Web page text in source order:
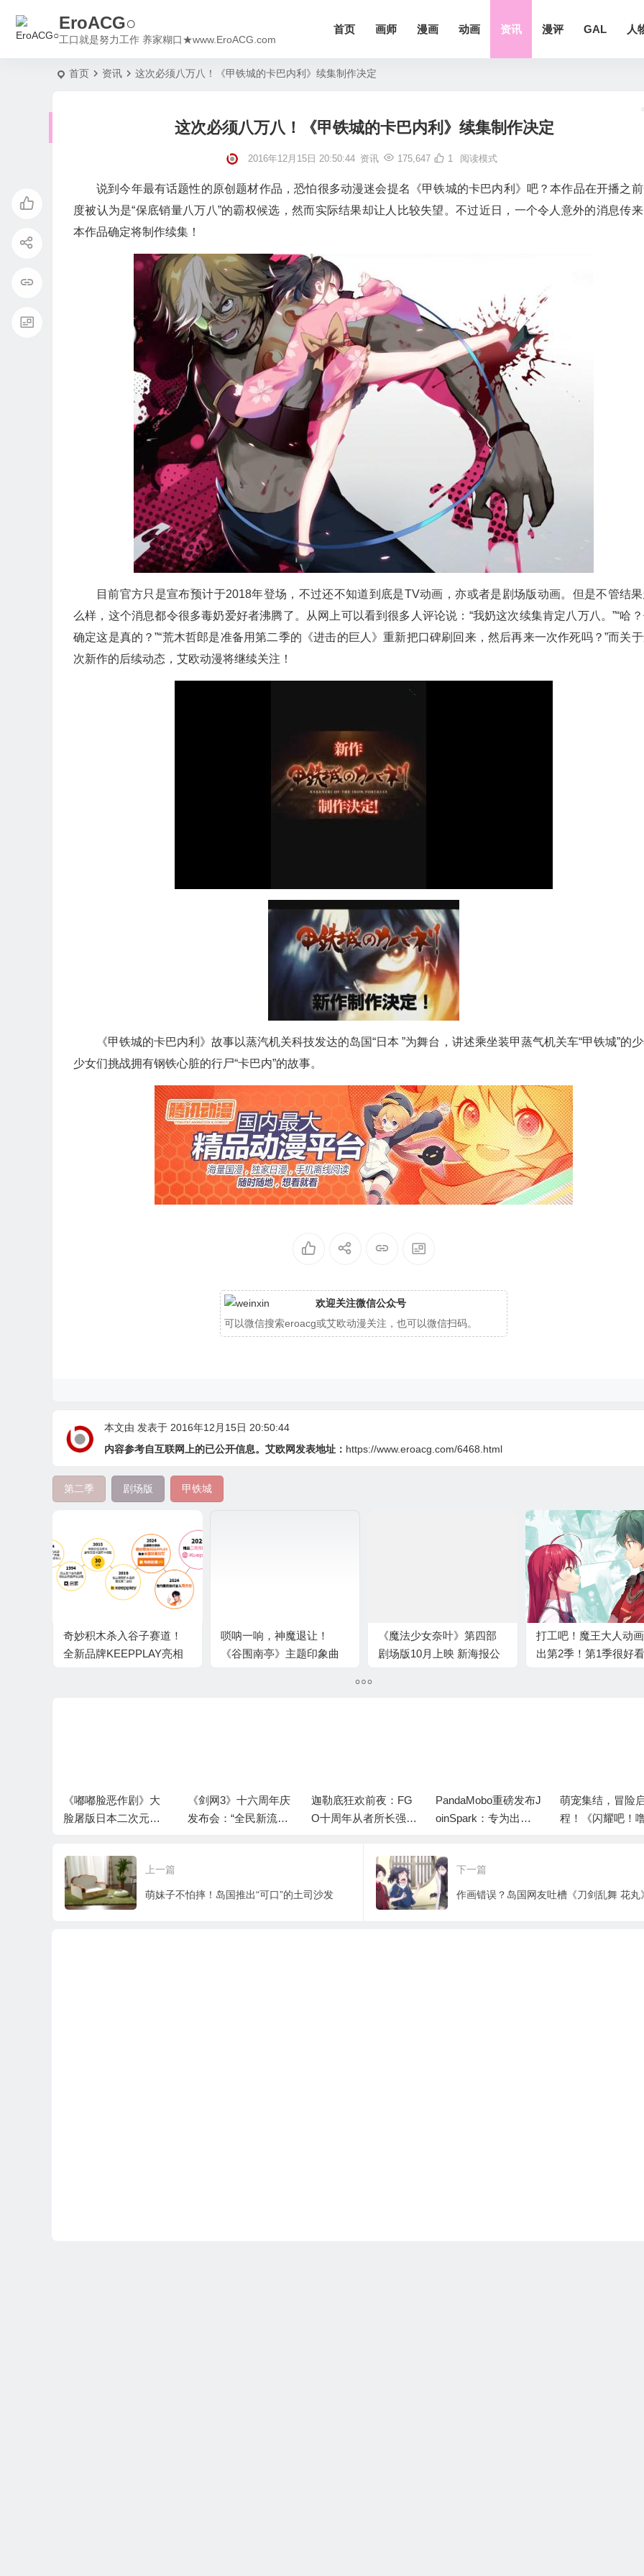
EroACG○
工口就是努力工作 养家糊口★www.EroACG.com
首页 画师 漫画 动画 资讯 漫评 GAL 人
首页 资讯 这次必须八万八！《甲铁城的卡巴内利》续集制作决定
这次必须八万八！《甲铁城的卡巴内利》续集制作决定
2016年12月15日 20:50:44 资讯 175,647 1 阅读模式
说到今年最有话题性的原创题材作品，恐怕很多动漫迷会提名《甲铁城的卡巴内利》吧？本作品在开播之
度被认为是“保底销量八万八”的霸权候选，然而实际结果却让人比较失望。不过近日，一个令人意外的消息传
本作品确定将制作续集！
目前官方只是宣布预计于2018年登场，不过还不知道到底是TV动画，亦或者是剧场版动画。但是不管结
么样，这个消息都令很多毒奶爱好者沸腾了。从网上可以看到很多人评论说：“我奶这次续集肯定八万八。”“哈
确定这是真的？”“荒木哲郎是准备用第二季的《进击的巨人》重新把口碑刷回来，然后再来一次作死吗？”而关
次新作的后续动态，艾欧动漫将继续关注！
《甲铁城的卡巴内利》故事以蒸汽机关科技发达的岛国“日本 ”为舞台，讲述乘坐装甲蒸气机关车“甲铁城”的
少女们挑战拥有钢铁心脏的行尸“卡巴内”的故事。
欢迎关注微信公众号
可以微信搜索eroacg或艾欧动漫关注，也可以微信扫码。
本文由 发表于 2016年12月15日 20:50:44
内容参考自互联网上的已公开信息。艾欧网发表地址： https://www.eroacg.com/6468.html
第二季 剧场版 甲铁城
奇妙积木杀入谷子赛道！
全新品牌KEEPPLAY亮相
唢呐一响，神魔退让！
《谷围南亭》主题印象曲
《魔法少女奈叶》第四部
剧场版10月上映 新海报公
打工吧！魔王大人动
出第2季！第1季很好
《嘟嘟脸恶作剧》大
脸屠版日本二次元精
《剑网3》十六周年庆
发布会：“全民新流派
迦勒底狂欢前夜：FG
O十周年从者所长强度
PandaMobo重磅发布J
oinSpark：专为出海
具
萌宠集结，冒险
程！《闪耀吧！
上一篇
萌妹子不怕摔！岛国推出“可口”的土司沙发
下一篇